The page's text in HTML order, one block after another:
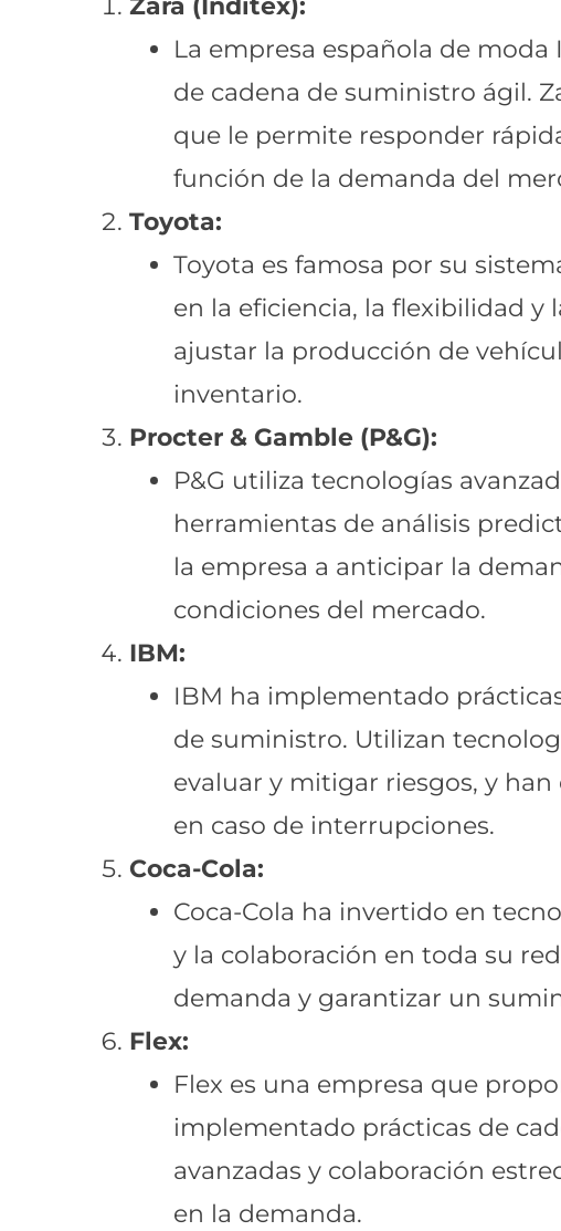
Zara (Inditex):
La empresa española de
de cadena de suministro ágil.
que le permite responder
función de la demanda del
Toyota:
Toyota es famosa por su
en la eficiencia, la flexibilidad y
ajustar la producción de
inventario.
Procter & Gamble (P&G):
P&G utiliza tecnologías
herramientas de análisis
la empresa a anticipar la
condiciones del mercado.
IBM:
IBM ha implementado
de suministro. Utilizan
evaluar y mitigar riesgos, y
en caso de interrupciones.
Coca-Cola:
Coca-Cola ha invertido en
y la colaboración en toda su
demanda y garantizar un
Flex:
Flex es una empresa que
implementado prácticas de
avanzadas y colaboración
en la demanda.